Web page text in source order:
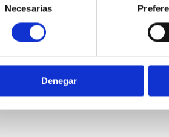
Necesarias
Denegar
solo debes visitar la sección que
“No soy un robot”.
la fecha.